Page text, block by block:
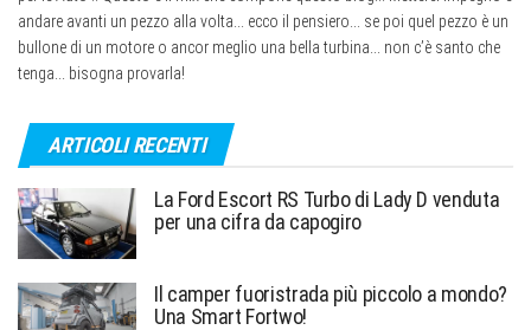
andare avanti un pezzo alla volta... ecco il pensiero... se poi quel pezzo è un
bullone di un motore o ancor meglio una bella turbina... non c’è santo che
tenga... bisogna provarla!
ARTICOLI RECENTI
La Ford Escort RS Turbo di Lady D venduta
per una cifra da capogiro
Il camper fuoristrada più piccolo a mondo?
Una Smart Fortwo!